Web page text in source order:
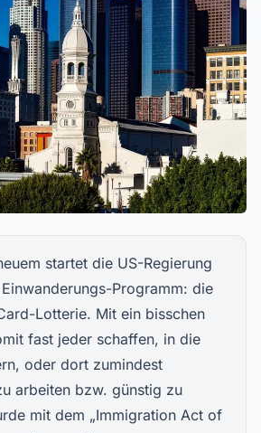
startet die US-Regierung
Programm: die
Lotterie. Mit ein bisschen
fast jeder schaffen, in die
oder dort zumindest
arbeiten bzw. günstig zu
mit dem „Immigration Act of